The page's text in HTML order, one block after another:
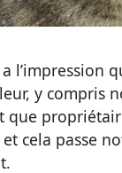
l’impression
y compris
que
cela passe